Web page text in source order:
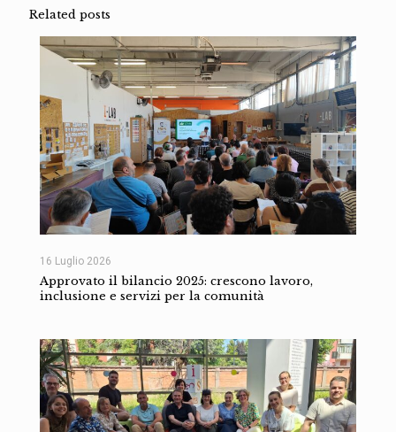
Related posts
16 Luglio 2026
Approvato il bilancio 2025: crescono lavoro,
inclusione e servizi per la comunità